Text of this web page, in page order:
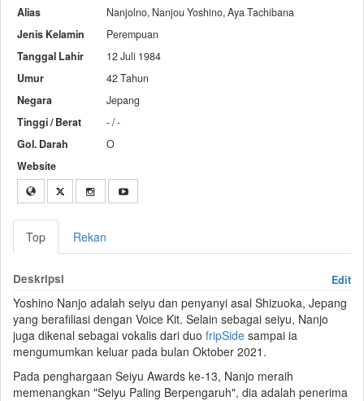
Alias
Nanjolno, Nanjou Yoshino, Aya Tachibana
Jenis Kelamin
Perempuan
Tanggal Lahir
12 Juli 1984
Umur
42 Tahun
Negara
Jepang
Tinggi / Berat
- / -
Gol. Darah
O
Website
Top Rekan
Deskripsi Edit
Yoshino Nanjo adalah seiyu dan penyanyi asal Shizuoka, Jepang
yang berafiliasi dengan Voice Kit. Selain sebagai seiyu, Nanjo
juga dikenal sebagai vokalis dari duo fripSide sampai ia
mengumumkan keluar pada bulan Oktober 2021.
Pada penghargaan Seiyu Awards ke-13, Nanjo meraih
memenangkan "Seiyu Paling Berpengaruh", dia adalah penerima